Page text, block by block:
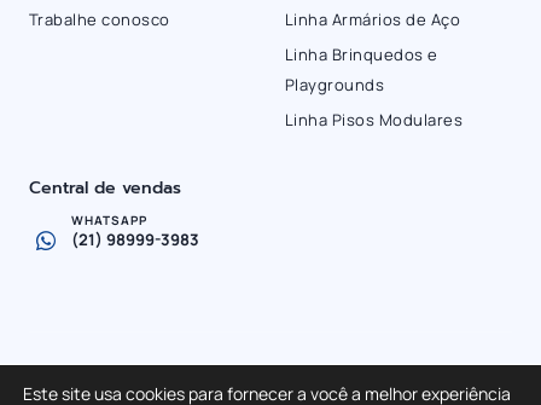
Trabalhe conosco
Linha Armários de Aço
Linha Brinquedos e
Playgrounds
Linha Pisos Modulares
Central de vendas
WHATSAPP
(21) 98999-3983
Grupo Infinity | CNPJ: 22.126.012/0001-08 © Todos os direitos
Este site usa cookies para fornecer a você a melhor experiência